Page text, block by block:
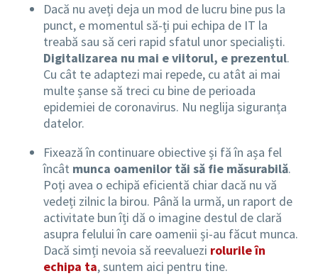
Dacă nu aveți deja un mod de lucru bine pus la
punct, e momentul să-ți pui echipa de IT la
treabă sau să ceri rapid sfatul unor specialiști.
Digitalizarea nu mai e viitorul, e prezentul.
Cu cât te adaptezi mai repede, cu atât ai mai
multe șanse să treci cu bine de perioada
epidemiei de coronavirus. Nu neglija siguranța
datelor.
Fixează în continuare obiective și fă în așa fel
încât munca oamenilor tăi să fie măsurabilă.
Poți avea o echipă eficientă chiar dacă nu vă
vedeți zilnic la birou. Până la urmă, un raport de
activitate bun îți dă o imagine destul de clară
asupra felului în care oamenii și-au făcut munca.
Dacă simți nevoia să reevaluezi rolurile în
echipa ta, suntem aici pentru tine.